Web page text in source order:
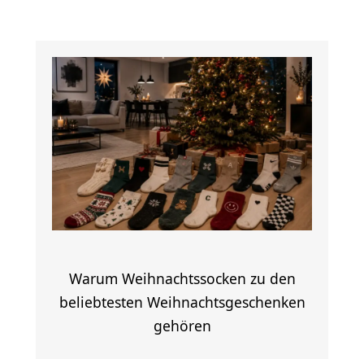
Warum Weihnachtssocken zu den
beliebtesten Weihnachtsgeschenken
gehören